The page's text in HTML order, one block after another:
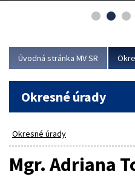
asociácie poisťovní
Viac
Úvodná stránka MV SR
Okresné úrady
Okresné úrady
Mgr. Adriana